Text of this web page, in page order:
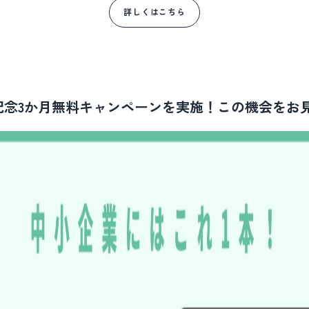
詳しくはこちら
3か月無料キャンペーンを実施！この機会をお